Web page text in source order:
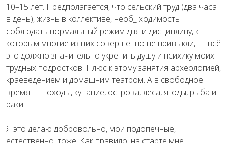
10–15 лет. Предполагается, что сельский труд (два часа
в день), жизнь в коллективе, необ_ ходимость
соблюдать нормальный режим дня и дисциплину, к
которым многие из них совершенно не привыкли, — всё
это должно значительно укрепить душу и психику моих
трудных подростков. Плюс к этому занятия археологией,
краеведением и домашним театром. А в свободное
время — походы, купание, острова, леса, ягоды, рыба и
раки.
Я это делаю добровольно, мои подопечные,